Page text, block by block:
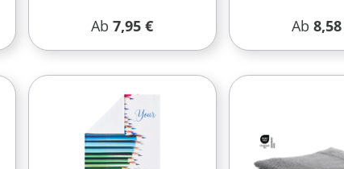
Regulärer Preis:
Ab7,95 € Ab